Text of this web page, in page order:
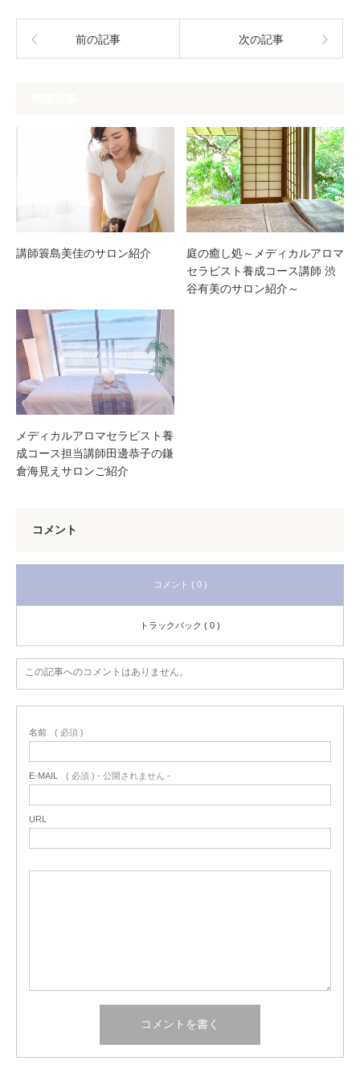
前の記事 次の記事
講師簑島美佳のサロン紹介
庭の癒し処～メディカルアロマ
セラピスト養成コース講師 渋
谷有美のサロン紹介～
メディカルアロマセラピスト養
成コース担当講師田邊恭子の鎌
倉海見えサロンご紹介
コメント
コメント ( 0 )
トラックバック ( 0 )
この記事へのコメントはありません。
名前 ( 必須 )
E-MAIL ( 必須 ) - 公開されません -
URL